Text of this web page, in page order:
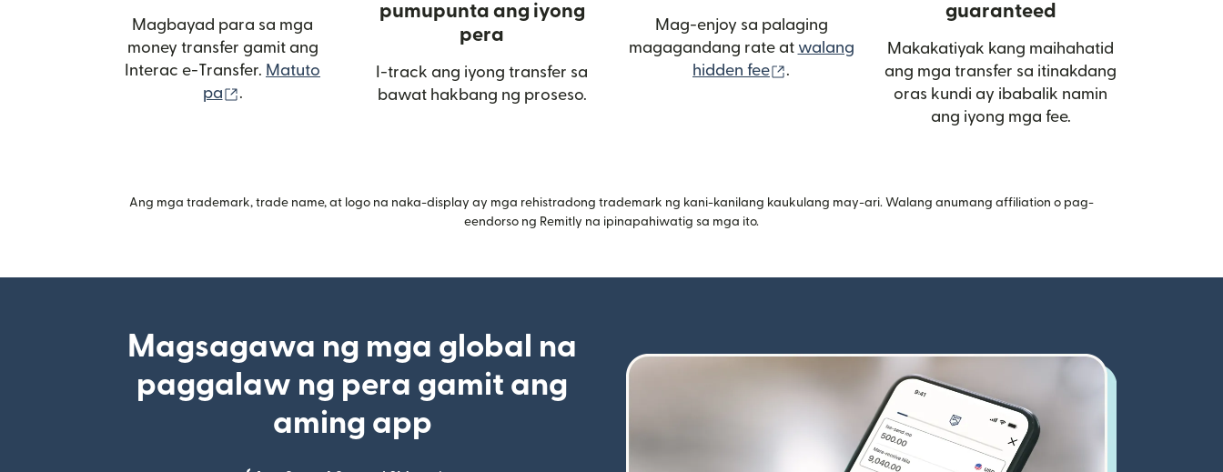
Magbayad para sa mga
money transfer gamit ang
Interac e-Transfer. Matuto
pa
(bubukas sa bagong window)
.
pumupunta ang iyong
pera
I-track ang iyong transfer sa
bawat hakbang ng proseso.
Mag-enjoy sa palaging
magagandang rate at walang
hidden fee
(bubukas sa bagong window)
.
guaranteed
Makakatiyak kang maihahatid
ang mga transfer sa itinakdang
oras kundi ay ibabalik namin
ang iyong mga fee.
Ang mga trademark, trade name, at logo na naka-display ay mga rehistradong trademark ng kani-kanilang kaukulang may-ari. Walang anumang affiliation o pag-
eendorso ng Remitly na ipinapahiwatig sa mga ito.
Magsagawa ng mga global na
paggalaw ng pera gamit ang
aming app